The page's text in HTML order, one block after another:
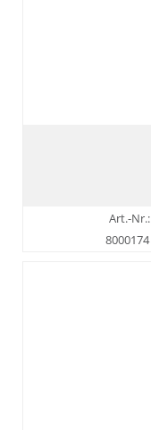
Art.-Nr.:
8000174